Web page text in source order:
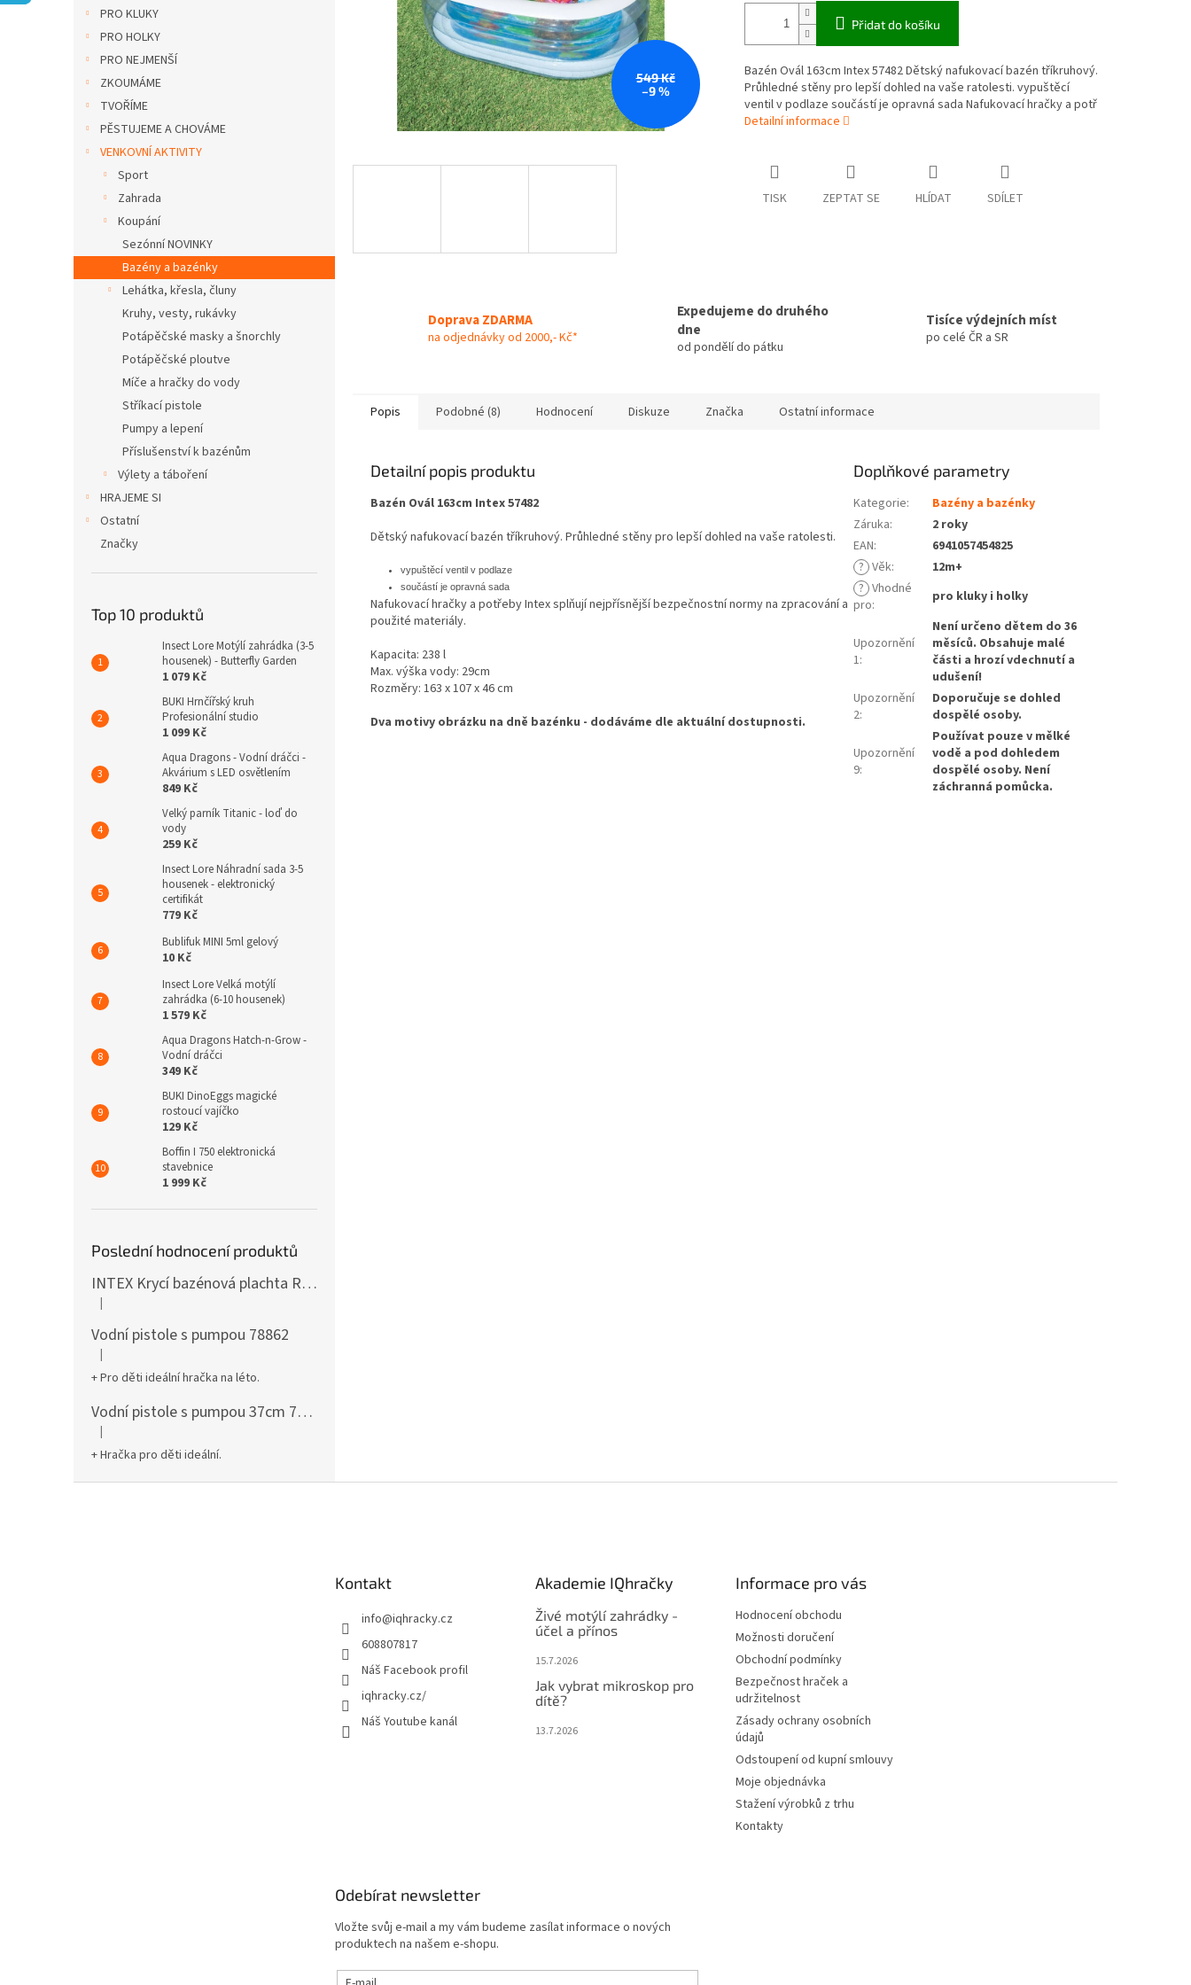
PRO KLUKY
PRO HOLKY
PRO NEJMENŠÍ
ZKOUMÁME
TVOŘÍME
PĚSTUJEME A CHOVÁME
VENKOVNÍ AKTIVITY
Sport
Zahrada
Koupání
Sezónní NOVINKY
Bazény a bazénky
Lehátka, křesla, čluny
Kruhy, vesty, rukávky
Potápěčské masky a šnorchly
Potápěčské ploutve
Míče a hračky do vody
Stříkací pistole
Pumpy a lepení
Příslušenství k bazénům
Výlety a táboření
HRAJEME SI
Ostatní
Značky
Top 10 produktů
Insect Lore Motýlí zahrádka (3-5
housenek) - Butterfly Garden
1 079 Kč
BUKI Hrnčířský kruh
Profesionální studio
1 099 Kč
Aqua Dragons - Vodní dráčci -
Akvárium s LED osvětlením
849 Kč
Velký parník Titanic - loď do
vody
259 Kč
Insect Lore Náhradní sada 3-5
housenek - elektronický
certifikát
779 Kč
Bublifuk MINI 5ml gelový
10 Kč
Insect Lore Velká motýlí
zahrádka (6-10 housenek)
1 579 Kč
Aqua Dragons Hatch-n-Grow -
Vodní dráčci
349 Kč
BUKI DinoEggs magické
rostoucí vajíčko
129 Kč
Boffin I 750 elektronická
stavebnice
1 999 Kč
Poslední hodnocení produktů
INTEX Krycí bazénová plachta Round 305cm 28030
Hodnocení produktu je 5 z 5 hvězdiček.
|
Vodní pistole s pumpou 78862
Hodnocení produktu je 5 z 5 hvězdiček.
|
+ Pro děti ideální hračka na léto.
Vodní pistole s pumpou 37cm 78961
Hodnocení produktu je 5 z 5 hvězdiček.
|
+ Hračka pro děti ideální.
549 Kč
–9 %
Přidat do košíku
Bazén Ovál 163cm Intex 57482 Dětský nafukovací bazén tříkruhový.
Průhledné stěny pro lepší dohled na vaše ratolesti. vypuštěcí
ventil v podlaze součástí je opravná sada Nafukovací hračky a potř
Detailní informace
TISK ZEPTAT SE HLÍDAT SDÍLET
Doprava ZDARMA
na odjednávky od 2000,- Kč*
Expedujeme do druhého
dne
od pondělí do pátku
Tisíce výdejních míst
po celé ČR a SR
Popis Podobné (8) Hodnocení Diskuze Značka Ostatní informace
Detailní popis produktu
Bazén Ovál 163cm Intex 57482
Dětský nafukovací bazén tříkruhový. Průhledné stěny pro lepší dohled na vaše ratolesti.
vypuštěcí ventil v podlaze
součástí je opravná sada
Nafukovací hračky a potřeby Intex splňují nejpřísnější bezpečnostní normy na zpracování a
použité materiály.
Kapacita: 238 l
Max. výška vody: 29cm
Rozměry: 163 x 107 x 46 cm
Dva motivy obrázku na dně bazénku - dodáváme dle aktuální dostupnosti.
Doplňkové parametry
Kategorie:
Bazény a bazénky
Záruka:
2 roky
EAN:
6941057454825
? Věk:
12m+
? Vhodné
pro: pro kluky i holky
Upozornění
1:
Není určeno dětem do 36
měsíců. Obsahuje malé
části a hrozí vdechnutí a
udušení!
Upozornění
2:
Doporučuje se dohled
dospělé osoby.
Upozornění
9:
Používat pouze v mělké
vodě a pod dohledem
dospělé osoby. Není
záchranná pomůcka.
Kontakt
info@iqhracky.cz
608807817
Náš Facebook profil
iqhracky.cz/
Náš Youtube kanál
Akademie IQhračky
Živé motýlí zahrádky -
účel a přínos
15.7.2026
Jak vybrat mikroskop pro
dítě?
13.7.2026
Informace pro vás
Hodnocení obchodu
Možnosti doručení
Obchodní podmínky
Bezpečnost hraček a
udržitelnost
Zásady ochrany osobních
údajů
Odstoupení od kupní smlouvy
Moje objednávka
Stažení výrobků z trhu
Kontakty
Odebírat newsletter
Vložte svůj e-mail a my vám budeme zasílat informace o nových
produktech na našem e-shopu.